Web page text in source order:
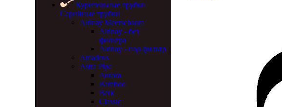
Курительные трубки
Серийные трубки
Altinay Meerschaum
Altinay - без
фильтра
Altinay - под фильтр
Amadeus
Astra Pipe
Aurora
Bamboo
Berk
Classic